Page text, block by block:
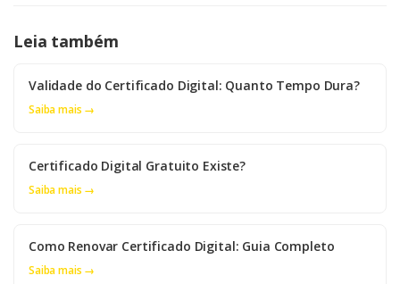
Leia também
Validade do Certificado Digital: Quanto Tempo Dura?
Saiba mais →
Certificado Digital Gratuito Existe?
Saiba mais →
Como Renovar Certificado Digital: Guia Completo
Saiba mais →